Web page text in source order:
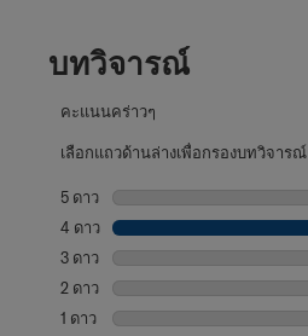
บทวิจารณ์
คะแนนคร่าวๆ
เลือกแถวด้านล่างเพื่อกรองบทวิจารณ์
5 ดาว ดาว
4 ดาว ดาว
3 ดาว ดาว
2 ดาว ดาว
1 ดาว ดาว